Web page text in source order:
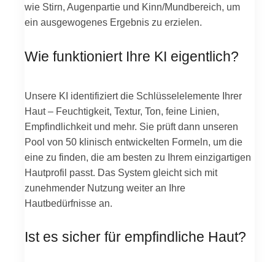
wie Stirn, Augenpartie und Kinn/Mundbereich, um
ein ausgewogenes Ergebnis zu erzielen.
Wie funktioniert Ihre KI eigentlich?
Unsere KI identifiziert die Schlüsselelemente Ihrer
Haut – Feuchtigkeit, Textur, Ton, feine Linien,
Empfindlichkeit und mehr. Sie prüft dann unseren
Pool von 50 klinisch entwickelten Formeln, um die
eine zu finden, die am besten zu Ihrem einzigartigen
Hautprofil passt. Das System gleicht sich mit
zunehmender Nutzung weiter an Ihre
Hautbedürfnisse an.
Ist es sicher für empfindliche Haut?